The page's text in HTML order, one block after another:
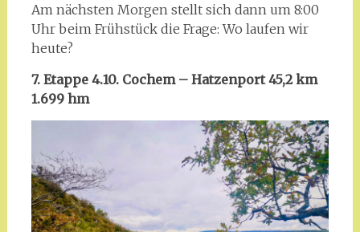
Am nächsten Morgen stellt sich dann um 8:00
Uhr beim Frühstück die Frage: Wo laufen wir
heute?
7. Etappe 4.10. Cochem – Hatzenport 45,2 km
1.699 hm